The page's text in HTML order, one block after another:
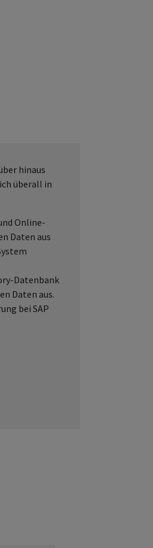
hinaus
überall in
Online-
Daten aus
Datenbank
Daten aus.
bei SAP